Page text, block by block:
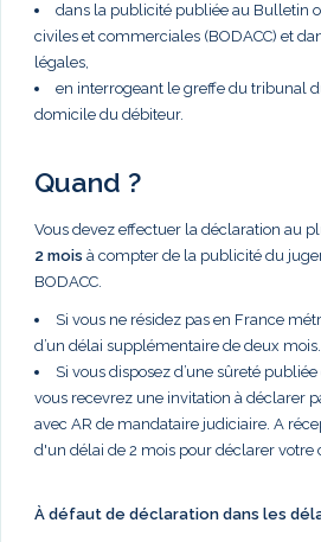
dans la publicité publiée au Bulletin
civiles et commerciales (BODACC) et
légales,
en interrogeant le greffe du tribunal
domicile du débiteur.
Quand ?
Vous devez effectuer la déclaration au
2 mois à compter de la publicité du
BODACC.
Si vous ne résidez pas en France
d’un délai supplémentaire de deux mois.
Si vous disposez d’une sûreté
vous recevrez une invitation à déclarer
avec AR de mandataire judiciaire. A
d'un délai de 2 mois pour déclarer votre
À défaut de déclaration dans les